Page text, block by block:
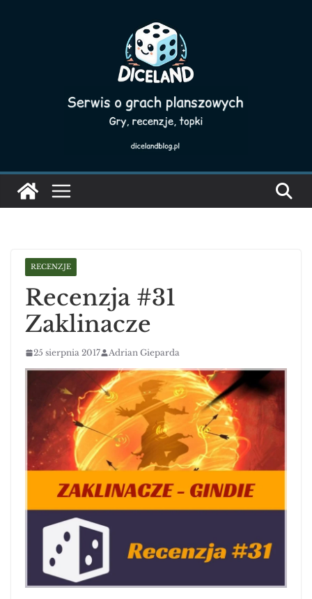
RECENZJE
Recenzja #31
Zaklinacze
25 sierpnia 2017 Adrian Gieparda